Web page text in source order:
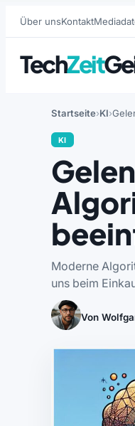
Über unsKontakt
TechZeit
Startseite KI
KI
Moderne
uns beim
Von